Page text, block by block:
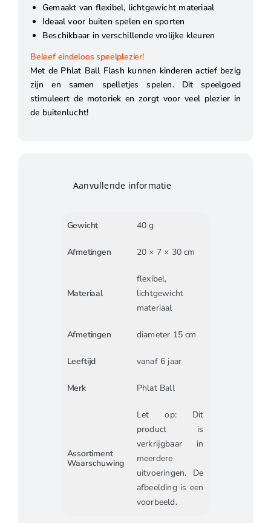
Gemaakt van flexibel, lichtgewicht materiaal
Ideaal voor buiten spelen en sporten
Beschikbaar in verschillende vrolijke kleuren
Beleef eindeloos speelplezier!
Met de Phlat Ball Flash kunnen kinderen actief bezig
zijn en samen spelletjes spelen. Dit speelgoed
stimuleert de motoriek en zorgt voor veel plezier in
de buitenlucht!
Aanvullende informatie
Gewicht 40 g
Afmetingen 20 × 7 × 30 cm
Materiaal
flexibel,
lichtgewicht
materiaal
Afmetingen diameter 15 cm
Leeftijd vanaf 6 jaar
Merk Phlat Ball
Assortiment
Waarschuwing
Let op: Dit
product is
verkrijgbaar in
meerdere
uitvoeringen. De
afbeelding is een
voorbeeld.